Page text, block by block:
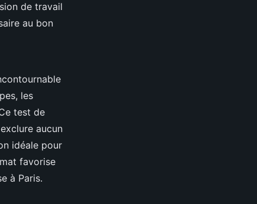
de travail
au bon
les
test de
aucun
idéale pour
favorise
à Paris.